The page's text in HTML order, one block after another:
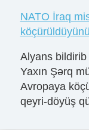
NATO İraq
Alyans bildirib
Yaxın Şərq
Avropaya
qeyri-döyüş